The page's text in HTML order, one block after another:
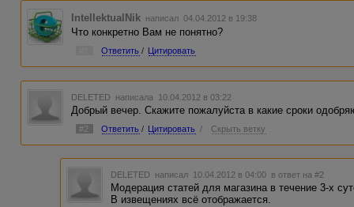
IntellektualNik написал 04.04.2012 в 19:38
Что конкретно Вам не понятно?
Ответить / Цитировать
DELETED написала 10.04.2012 в 03:22
Добрый вечер. Скажите пожалуйста в какие сроки
#2 Ответить / Цитировать / Скрыть ветку
DELETED написал 10.04.2012 в 04:00 в ответ на #2
Модерация статей для магазина в течение 3-х
В извещениях всё отображается.